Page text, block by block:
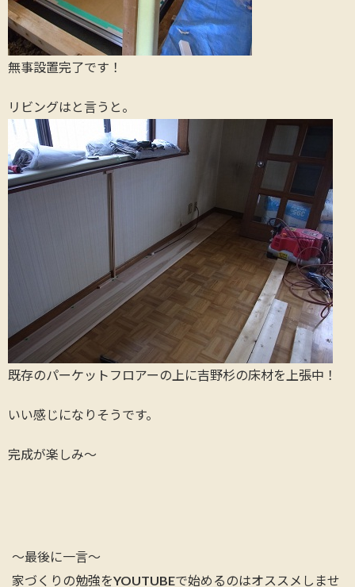
無事設置完了です！
リビングはと言うと。
既存のパーケットフロアーの上に吉野杉の床材を上張中！
いい感じになりそうです。
完成が楽しみ～
～最後に一言～
家づくりの勉強をYOUTUBEで始めるのはオススメしませ